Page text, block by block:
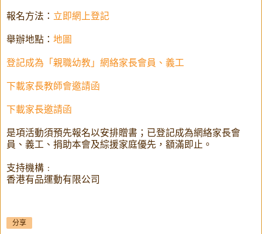
報名方法： 立即網上登記
舉辦地點： 地圖
登記成為「親職幼教」網絡家長會員、義工
下載家長教師會邀請函
下載家長邀請函
是項活動須預先報名以安排贈書；已登記成為網絡家長會
員、義工、捐助本會及綜援家庭優先，額滿即止。
支持機構﹕
香港有品運動有限公司
分享